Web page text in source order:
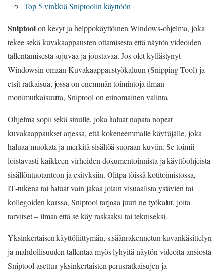
Top 5 vinkkiä Sniptoolin käyttöön
Sniptoolon kevyt ja helppokäyttöinen Windows-ohjelma, joka
tekee sekä kuvakaappausten ottamisesta että näytön videoiden
tallentamisesta sujuvaa ja joustavaa. Jos olet kyllästynyt
Windowsin omaan Kuvakaappaustyökaluun (Snipping Tool) ja
etsit ratkaisua, jossa on enemmän toimintoja ilman
monimutkaisuutta, Sniptool on erinomainen valinta.
Ohjelma sopii sekä sinulle, joka haluat napata nopeat
kuvakaappaukset arjessa, että kokeneemmalle käyttäjälle, joka
haluaa muokata ja merkitä sisältöä suoraan kuviin. Se toimii
loistavasti kaikkeen virheiden dokumentoinnista ja käyttöohjeista
sisällöntuotantoon ja esityksiin. Olitpa töissä kotitoimistossa,
IT‑tukena tai haluat vain jakaa jotain visuaalista ystävien tai
kollegoiden kanssa, Sniptool tarjoaa juuri ne työkalut, joita
tarvitset – ilman että se käy raskaaksi tai tekniseksi.
Yksinkertaisen käyttöliittymän, sisäänrakennetun kuvankäsittelyn
ja mahdollisuuden tallentaa myös lyhyitä näytön videoita ansiosta
Sniptool asettuu yksinkertaisten perusratkaisujen ja